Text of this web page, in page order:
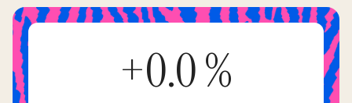
+0.0%